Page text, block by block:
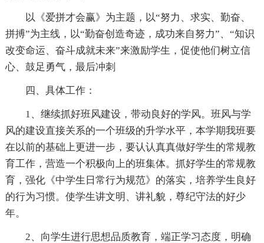
以《爱拼才会赢》为主题，以“努力、求实、勤奋、
拼搏”为主线，以“勤奋创造奇迹，成功来自努力”、“知识
改变命运、奋斗成就未来”来激励学生，促使他们树立信
心、鼓足勇气，最后冲刺
四、具体工作：
1、继续抓好班风建设，带动良好的学风。班风与学
风的建设直接关系的一个班级的升学水平，本学期我班要
在以前的基础上更进一步，要认认真真做好学生的常规教
育工作，营造一个积极向上的班集体。抓好学生的常规教
育，强化《中学生日常行为规范》的落实，培养学生良好
的行为习惯。使学生讲文明、讲礼貌，尊纪守法的好少
年。
2、向学生进行思想品质教育，端正学习态度，明确